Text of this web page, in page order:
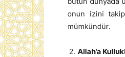
onun izini
mümkündür.
Allah’a